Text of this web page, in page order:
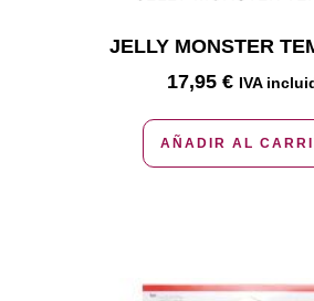
JELLY MONSTER
17,95 € IVA
AÑADIR AL